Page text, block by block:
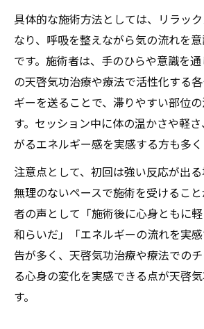
具体的な施術方法としては、リラッ
なり、呼吸を整えながら気の流れを
です。施術者は、手のひらや意識を
の天啓気功治療や療法で活性化する
ギーを送ることで、滞りやすい部位
す。セッション中に体の温かさや軽
がるエネルギー感を実感する方も多く
注意点として、初回は強い反応が出る
無理のないペースで施術を受けるこ
者の声として「施術後に心身ともに
和らいだ」「エネルギーの流れを実
告が多く、天啓気功治療や療法での
る心身の変化を実感できる点が天啓
す。